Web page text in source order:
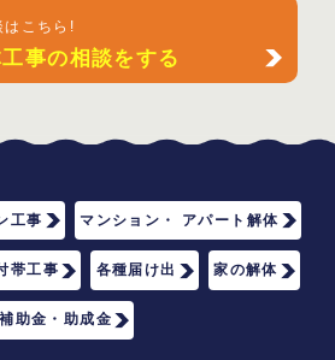
はこちら!
事の相談をする
工事 マンション・ アパート解体
帯工事 各種届け出 家の解体
補助金・助成金